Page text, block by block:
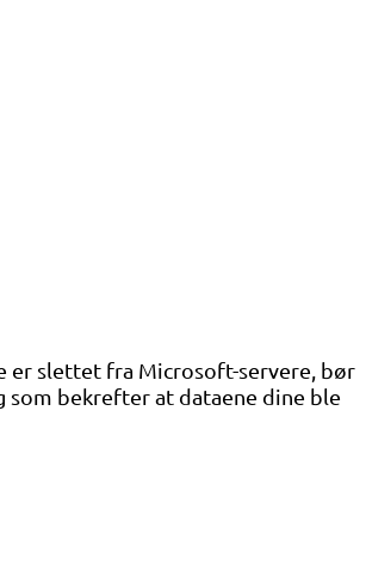
er slettet fra Microsoft-servere, bør
som bekrefter at dataene dine ble